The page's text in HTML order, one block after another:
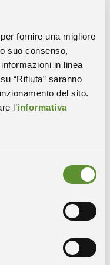
fornire una migliore
suo consenso,
in linea
“Rifiuta” saranno
del sito.
l’informativa
SOSTENIBILITÀ
Associazione
Friuli Venezia
delle infrastrutture
Sincrotrone